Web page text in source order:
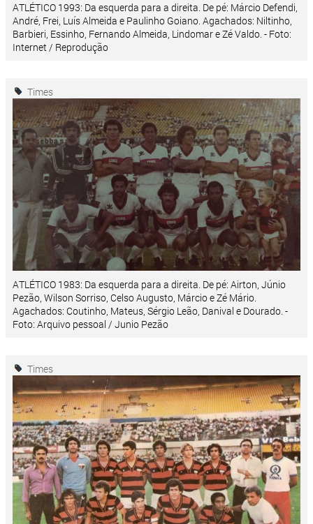
ATLÉTICO 1993: Da esquerda para a direita. De pé: Márcio Defendi,
André, Frei, Luís Almeida e Paulinho Goiano. Agachados: Niltinho,
Barbieri, Essinho, Fernando Almeida, Lindomar e Zé Valdo. - Foto:
Internet / Reprodução
Times
ATLÉTICO 1983: Da esquerda para a direita. De pé: Airton, Júnio
Pezão, Wilson Sorriso, Celso Augusto, Márcio e Zé Mário.
Agachados: Coutinho, Mateus, Sérgio Leão, Danival e Dourado. -
Foto: Arquivo pessoal / Junio Pezão
Times